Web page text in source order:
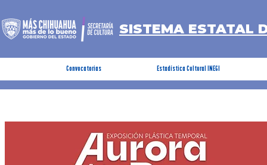
SISTEMA ESTATAL
Convocatorias Estadística Cultural INEGI